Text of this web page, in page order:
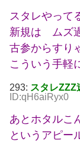
スタレやって
新規は ムズ
古参からすり
こういう手軽
293: スタレZZZ
ID:qH6aiRyx0
あとホタルこ
というアピー